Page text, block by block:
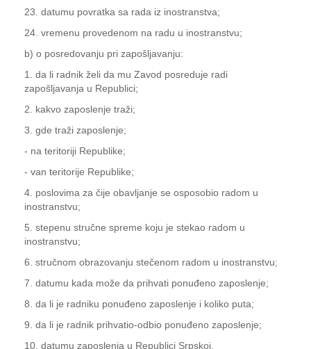
23. datumu povratka sa rada iz inostranstva;
24. vremenu provedenom na radu u inostranstvu;
b) o posredovanju pri zapošljavanju:
1. da li radnik želi da mu Zavod posreduje radi
zapošljavanja u Republici;
2. kakvo zaposlenje traži;
3. gde traži zaposlenje;
- na teritoriji Republike;
- van teritorije Republike;
4. poslovima za čije obavljanje se osposobio radom u
inostranstvu;
5. stepenu stručne spreme koju je stekao radom u
inostranstvu;
6. stručnom obrazovanju stečenom radom u inostranstvu;
7. datumu kada može da prihvati ponuđeno zaposlenje;
8. da li je radniku ponuđeno zaposlenje i koliko puta;
9. da li je radnik prihvatio-odbio ponuđeno zaposlenje;
10. datumu zaposlenja u Republici Srpskoj.